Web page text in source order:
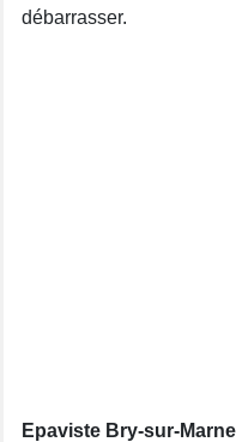
débarrasser.
Epaviste Bry-sur-